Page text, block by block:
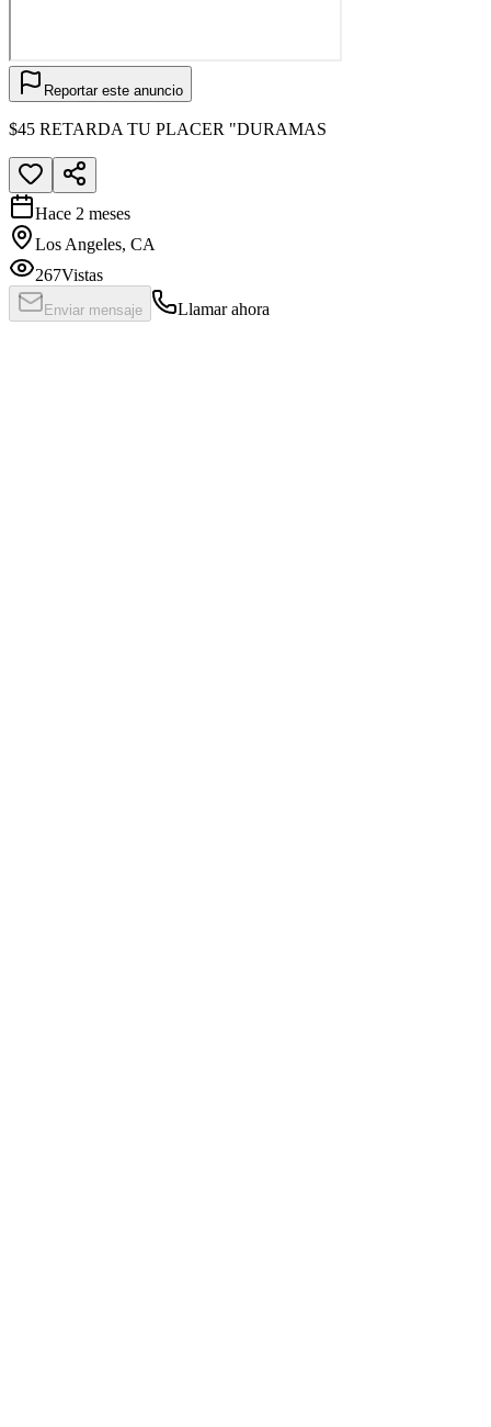
Reportar este anuncio
$45 RETARDA TU PLACER "DURAMAS
Hace 2 meses
Los Angeles, CA
267Vistas
Enviar mensaje Llamar ahora